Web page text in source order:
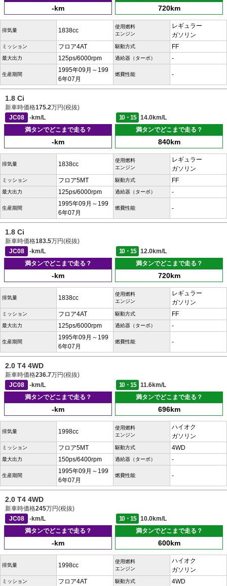
-km 720km
排気量 1838cc
使用燃料
エンジン
レギュラー
ガソリン
ミッション フロア4AT 駆動方式 FF
最大出力 125ps/6000rpm 過給器（ターボ） -
生産期間
1995年09月～199
6年07月
燃費性能 -
1.8 Ci
新車時価格175.2万円(税抜)
JC08
-km/L 10・15
14.0km/L
満タンでどこまで走る？
-km
満タンでどこまで走る？
840km
排気量 1838cc
使用燃料
エンジン
レギュラー
ガソリン
ミッション フロア5MT 駆動方式 FF
最大出力 125ps/6000rpm 過給器（ターボ） -
生産期間
1995年09月～199
6年07月
燃費性能 -
1.8 Ci
新車時価格183.5万円(税抜)
JC08
-km/L 10・15
12.0km/L
満タンでどこまで走る？
-km
満タンでどこまで走る？
720km
排気量 1838cc
使用燃料
エンジン
レギュラー
ガソリン
ミッション フロア4AT 駆動方式 FF
最大出力 125ps/6000rpm 過給器（ターボ） -
生産期間
1995年09月～199
6年07月
燃費性能 -
2.0 T4 4WD
新車時価格236.7万円(税抜)
JC08
-km/L 10・15
11.6km/L
満タンでどこまで走る？
-km
満タンでどこまで走る？
696km
排気量 1998cc
使用燃料
エンジン
ハイオク
ガソリン
ミッション フロア5MT 駆動方式 4WD
最大出力 150ps/6400rpm 過給器（ターボ） -
生産期間
1995年09月～199
6年07月
燃費性能 -
2.0 T4 4WD
新車時価格245万円(税抜)
JC08
-km/L 10・15
10.0km/L
満タンでどこまで走る？
-km
満タンでどこまで走る？
600km
排気量 1998cc
使用燃料
エンジン
ハイオク
ガソリン
ミッション フロア4AT 駆動方式 4WD